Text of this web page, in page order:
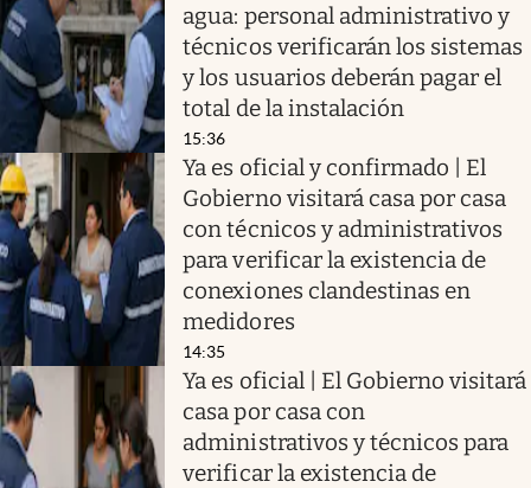
agua: personal administrativo y
técnicos verificarán los sistemas
y los usuarios deberán pagar el
total de la instalación
15:36
Ya es oficial y confirmado | El
Gobierno visitará casa por casa
con técnicos y administrativos
para verificar la existencia de
conexiones clandestinas en
medidores
14:35
Ya es oficial | El Gobierno visitará
casa por casa con
administrativos y técnicos para
verificar la existencia de